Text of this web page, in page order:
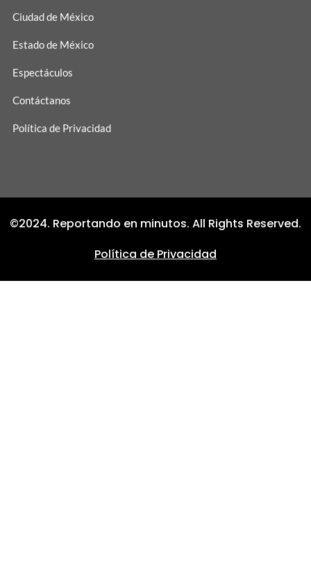
Ciudad de México
Estado de México
Espectáculos
Contáctanos
Política de Privacidad
©2024. Reportando en minutos. All Rights Reserved.
Política de Privacidad